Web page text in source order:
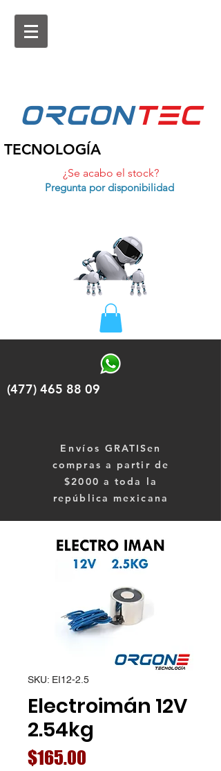
ORGONtEc
TECNOLOGÍA
¿Se acabo el stock?
Pregunta por disponibilidad
(477) 465 88 09
Envíos GRATISen
compras a partir de
$2000 a toda la
república mexicana
SKU: EI12-2.5
Electroimán 12V
2.54kg
$165.00